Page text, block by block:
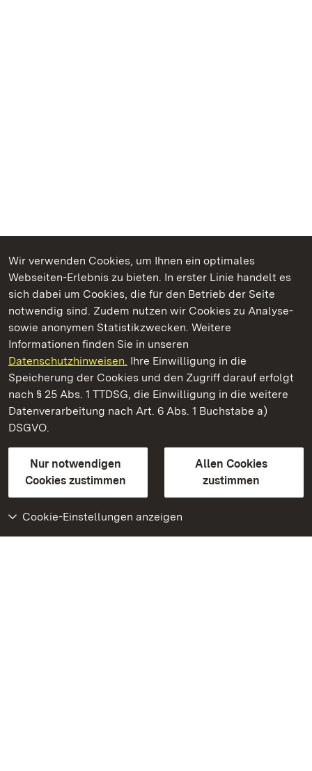
Wir verwenden Cookies, um Ihnen ein optimales
Webseiten-Erlebnis zu bieten. In erster Linie handelt es
sich dabei um Cookies, die für den Betrieb der Seite
notwendig sind. Zudem nutzen wir Cookies zu Analyse-
sowie anonymen Statistikzwecken. Weitere
Informationen finden Sie in unseren
Datenschutzhinweisen. Ihre Einwilligung in die
Speicherung der Cookies und den Zugriff darauf erfolgt
nach § 25 Abs. 1 TTDSG, die Einwilligung in die weitere
Datenverarbeitung nach Art. 6 Abs. 1 Buchstabe a)
DSGVO.
Nur notwendigen
Cookies zustimmen
Allen Cookies
zustimmen
Cookie-Einstellungen anzeigen
Kommen. Staunen. Genießen.
Kloster Alpirsbach
Staatliche Schlösser und Gärten Baden-Württemberg
Kontakt
GebärdenspracheLeichte Sprache
Erklärung zur Barrierefreiheit
BITV-konform (geprüfte Seiten)
Weiteres